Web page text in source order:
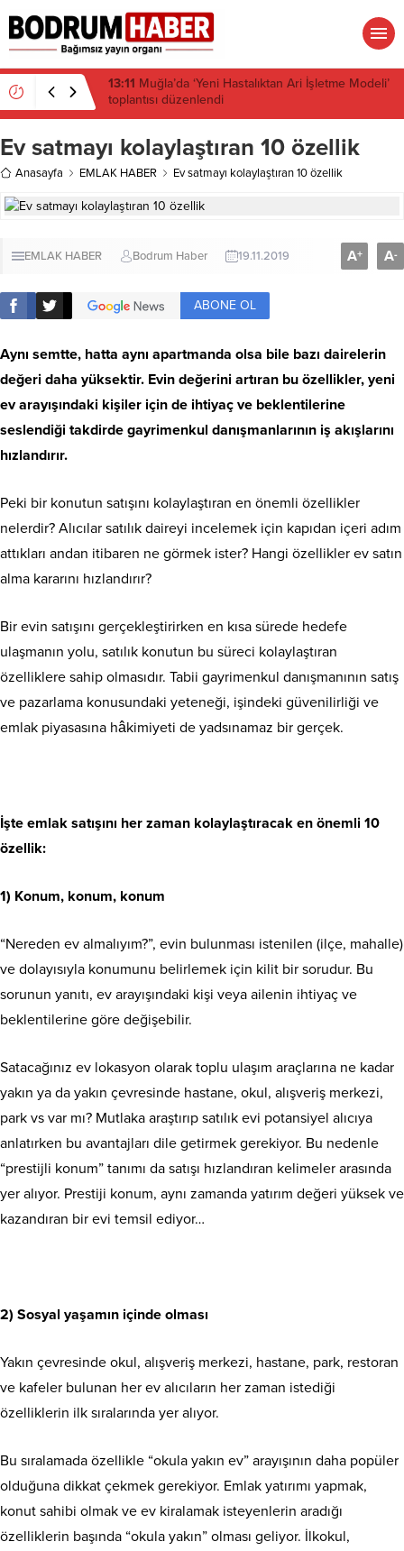
13:10 Çeşitli illerdeki enerji ve altyapı projeleri için
acele kamulaştırma kararı çıktı
Ev satmayı kolaylaştıran 10 özellik
Anasayfa EMLAK HABER Ev satmayı kolaylaştıran 10 özellik
EMLAK HABER Bodrum Haber 19.11.2019 A+ A-
ABONE OL
Aynı semtte, hatta aynı apartmanda olsa bile bazı dairelerin
değeri daha yüksektir. Evin değerini artıran bu özellikler, yeni
ev arayışındaki kişiler için de ihtiyaç ve beklentilerine
seslendiği takdirde gayrimenkul danışmanlarının iş akışlarını
hızlandırır.
Peki bir konutun satışını kolaylaştıran en önemli özellikler
nelerdir? Alıcılar satılık daireyi incelemek için kapıdan içeri adım
attıkları andan itibaren ne görmek ister? Hangi özellikler ev satın
alma kararını hızlandırır?
Bir evin satışını gerçekleştirirken en kısa sürede hedefe
ulaşmanın yolu, satılık konutun bu süreci kolaylaştıran
özelliklere sahip olmasıdır. Tabii gayrimenkul danışmanının satış
ve pazarlama konusundaki yeteneği, işindeki güvenilirliği ve
emlak piyasasına hâkimiyeti de yadsınamaz bir gerçek.
İşte emlak satışını her zaman kolaylaştıracak en önemli 10
özellik:
1) Konum, konum, konum
“Nereden ev almalıyım?”, evin bulunması istenilen (ilçe, mahalle)
ve dolayısıyla konumunu belirlemek için kilit bir sorudur. Bu
sorunun yanıtı, ev arayışındaki kişi veya ailenin ihtiyaç ve
beklentilerine göre değişebilir.
Satacağınız ev lokasyon olarak toplu ulaşım araçlarına ne kadar
yakın ya da yakın çevresinde hastane, okul, alışveriş merkezi,
park vs var mı? Mutlaka araştırıp satılık evi potansiyel alıcıya
anlatırken bu avantajları dile getirmek gerekiyor. Bu nedenle
“prestijli konum” tanımı da satışı hızlandıran kelimeler arasında
yer alıyor. Prestiji konum, aynı zamanda yatırım değeri yüksek ve
kazandıran bir evi temsil ediyor…
2) Sosyal yaşamın içinde olması
Yakın çevresinde okul, alışveriş merkezi, hastane, park, restoran
ve kafeler bulunan her ev alıcıların her zaman istediği
özelliklerin ilk sıralarında yer alıyor.
Bu sıralamada özellikle “okula yakın ev” arayışının daha popüler
olduğuna dikkat çekmek gerekiyor. Emlak yatırımı yapmak,
konut sahibi olmak ve ev kiralamak isteyenlerin aradığı
özelliklerin başında “okula yakın” olması geliyor. İlkokul,